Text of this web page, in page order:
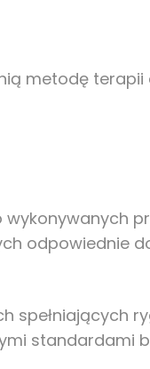
metodę terapii
odpowiednie
spełniających
standardami